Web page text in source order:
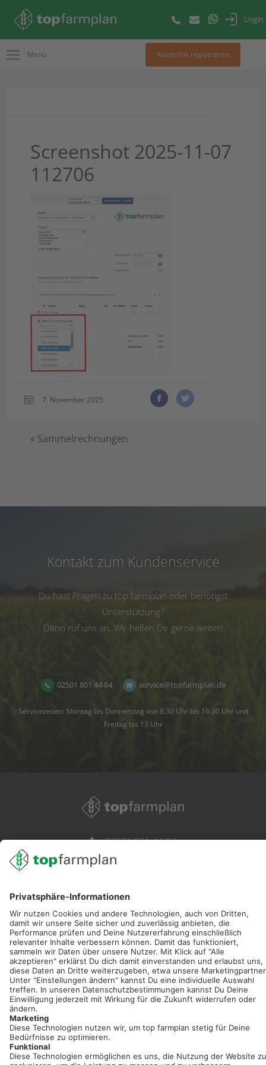
Login
Menü Kostenlos registrieren
Screenshot 2025-11-07
112706
7. November 2025
« Sammelrechnungen
Kontakt zum Kundenservice
Du hast Fragen zu top farmplan oder benötigst
Unterstützung?
Dann ruf uns an. Wir helfen Dir gerne weiter!
02501 801 44 84 service@topfarmplan.de
Servicezeiten: Montag bis Donnerstag von 8:30 Uhr bis 16:30 Uhr und
Freitag bis 13 Uhr
02501 801 44 84
service@topfarmplan.de
Sei immer auf dem Laufenden!
Neue Features, spannende Tipps und hilfreiche Anleitungen!
Optimiere Dein Agrarbüro -
einfach und bequem!